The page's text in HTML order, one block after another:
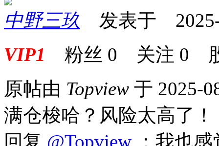
中野三玖 发表于 2025-
VIP1 粉丝 0 关注 0
原帖由 Topview 于 2025-
满仓梭哈？风险太高了！
回复 @Topview ：我也